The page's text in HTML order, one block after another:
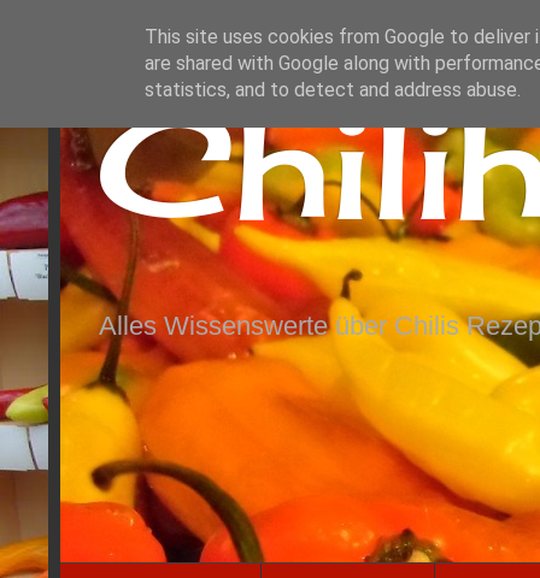
Alles Wissenswerte über Chilis
This site uses cookies from Google to deliver
are shared with Google along with
statistics, and to detect and address abuse.